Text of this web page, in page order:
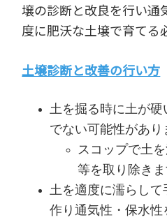
壌の診断と改良を行い通
度に肥沃な土壌で育てる
土壌診断と改善の行い方
土を掘る時に土が硬
でない可能性があり
スコップで土
等を取り除きま
土を適度に濡らして
作り通気性・保水性